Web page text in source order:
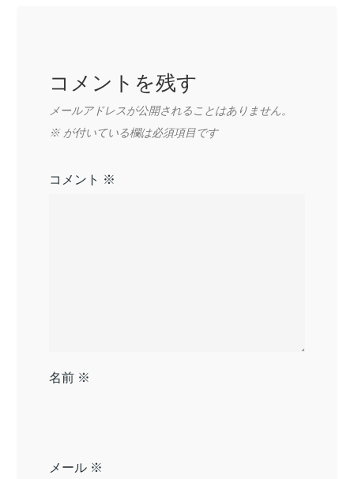
ン
コメントを残す
メールアドレスが公開されることはありません。
※ が付いている欄は必須項目です
コメント ※
名前 ※
メール ※